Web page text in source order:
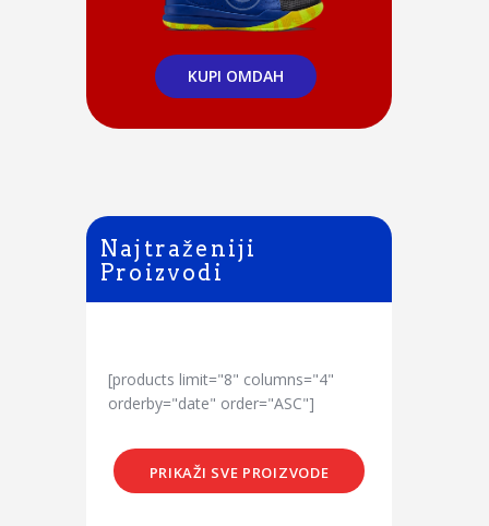
KUPI OMDAH
Najtraženiji
Proizvodi
[products limit="8" columns="4"
orderby="date" order="ASC"]
PRIKAŽI SVE PROIZVODE